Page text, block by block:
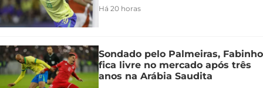
Há 20 horas
Sondado pelo Palmeiras, Fabinho
fica livre no mercado após três
anos na Arábia Saudita